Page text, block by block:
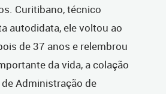
Curitibano, técnico
autodidata, ele voltou ao
de 37 anos e relembrou
da vida, a colação
Administração de